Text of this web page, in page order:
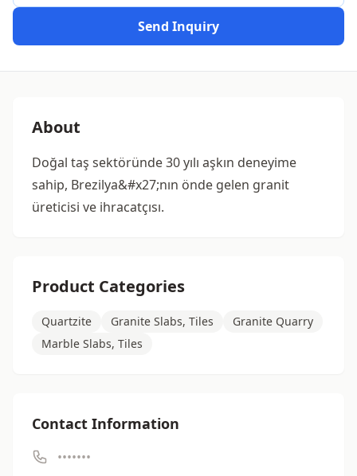
Send Inquiry
About
Doğal taş sektöründe 30 yılı aşkın deneyime
sahip, Brezilya&#x27;nın önde gelen granit
üreticisi ve ihracatçısı.
Product Categories
Quartzite Granite Slabs, Tiles
Granite Quarry
Marble Slabs, Tiles
Contact Information
•••••••